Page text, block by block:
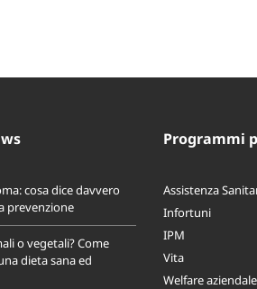
cosa dice davvero
prevenzione
o vegetali? Come
dieta sana ed
Programmi
Assistenza
Infortuni
IPM
Vita
Welfare aziendale